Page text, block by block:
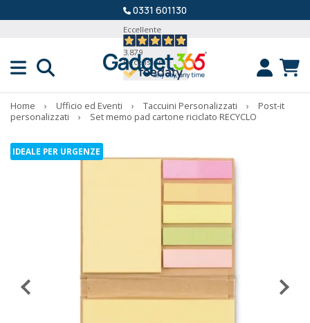
0331 601130
Eccellente
3.879
Recensioni
Home › Ufficio ed Eventi › Taccuini Personalizzati ›
Post-it
personalizzati
› Set memo pad cartone riciclato RECYCLO
IDEALE PER URGENZE